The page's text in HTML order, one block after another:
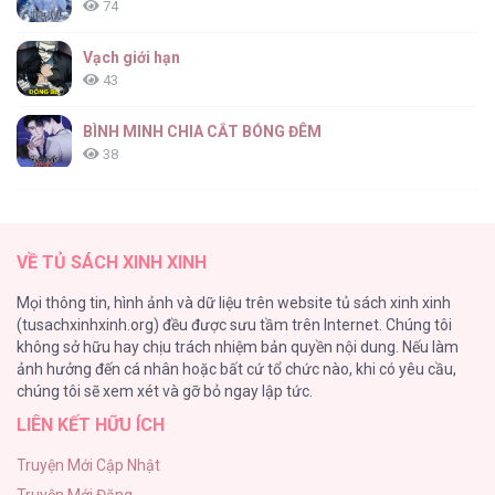
Trầm Lặng [...] – Chap 0
74
Vạch giới hạn
43
BÌNH MINH CHIA CẮT BÓNG ĐÊM
38
26
Rổn Nước Lì
26
Tuyển Tập Manhwa Côn Trùng
VỀ TỦ SÁCH XINH XINH
Mọi thông tin, hình ảnh và dữ liệu trên website tủ sách xinh xinh
(tusachxinhxinh.org) đều được sưu tầm trên Internet. Chúng tôi
không sở hữu hay chịu trách nhiệm bản quyền nội dung. Nếu làm
ảnh hưởng đến cá nhân hoặc bất cứ tổ chức nào, khi có yêu cầu,
chúng tôi sẽ xem xét và gỡ bỏ ngay lập tức.
LIÊN KẾT HỮU ÍCH
Truyện Mới Cập Nhật